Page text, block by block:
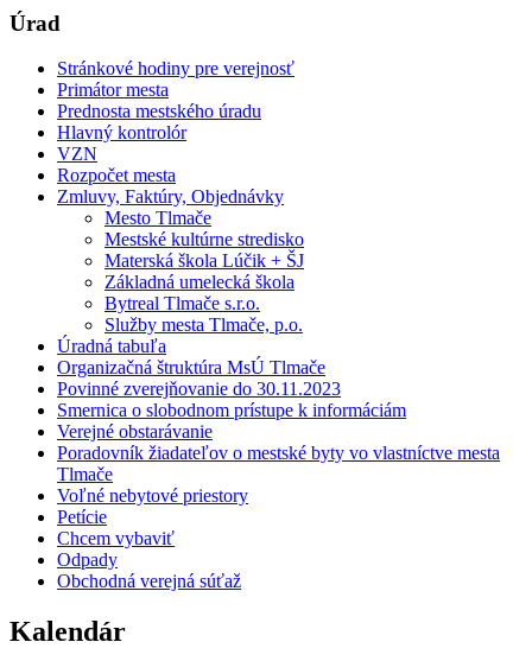
Úrad
Stránkové hodiny pre verejnosť
Primátor mesta
Prednosta mestského úradu
Hlavný kontrolór
VZN
Rozpočet mesta
Zmluvy, Faktúry, Objednávky
Mesto Tlmače
Mestské kultúrne stredisko
Materská škola Lúčik + ŠJ
Základná umelecká škola
Bytreal Tlmače s.r.o.
Služby mesta Tlmače, p.o.
Úradná tabuľa
Organizačná štruktúra MsÚ Tlmače
Povinné zverejňovanie do 30.11.2023
Smernica o slobodnom prístupe k informáciám
Verejné obstarávanie
Poradovník žiadateľov o mestské byty vo vlastníctve mesta
Tlmače
Voľné nebytové priestory
Petície
Chcem vybaviť
Odpady
Obchodná verejná súťaž
Kalendár